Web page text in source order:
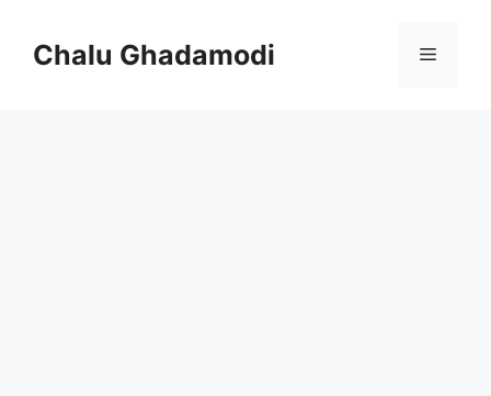
contentChalu Ghadamodi Menu